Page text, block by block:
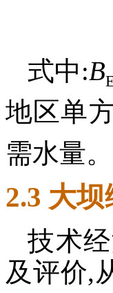
式中:B
地区单
需水量。
2.3 大
技术
及评价,